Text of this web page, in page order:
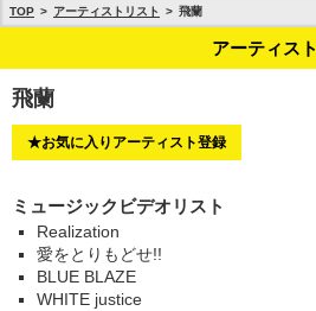
TOP アーティストリスト 飛蘭
アーティスト
飛蘭
★お気に入りアーティスト登録
ミュージックビデオリスト
Realization
愛をとりもどせ!!
BLUE BLAZE
WHITE justice